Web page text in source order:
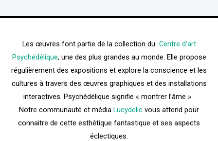
Les œuvres font partie de la collection du Centre d’art
Psychédélique, une des plus grandes au monde. Elle propose
régulièrement des expositions et explore la conscience et les
cultures à travers des œuvres graphiques et des installations
interactives. Psychédélique signifie « montrer l’âme ».
Notre communauté et média Lucydelic vous attend pour
connaitre de cette esthétique fantastique et ses aspects
éclectiques.